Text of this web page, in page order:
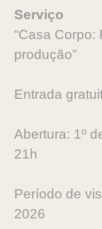
Serviço
“Casa Corpo:
produção”
Entrada
Abertura: 1º
21h
Período de
2026